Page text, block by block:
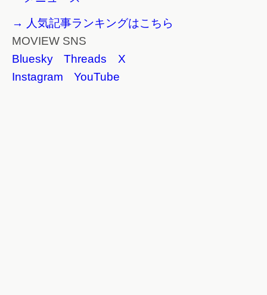
→ 人気記事ランキングはこちら
MOVIEW SNS
Bluesky
Threads
X
Instagram
YouTube